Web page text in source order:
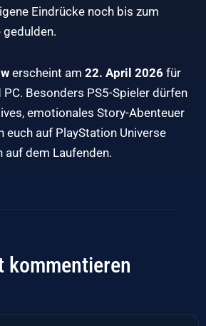
Eindrücke noch bis zum
gedulden.
erscheint am 22. April 2026 für
PC. Besonders PS5-Spieler dürfen
emotionales Story-Abenteuer
euch auf PlayStation Universe
auf dem Laufenden.
kommentieren